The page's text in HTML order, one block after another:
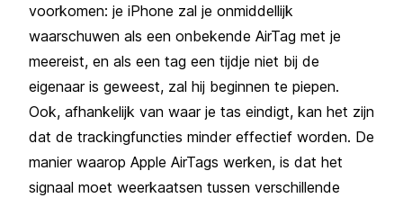
voorkomen: je iPhone zal je onmiddellijk
waarschuwen als een onbekende AirTag met je
meereist, en als een tag een tijdje niet bij de
eigenaar is geweest, zal hij beginnen te piepen.
Ook, afhankelijk van waar je tas eindigt, kan het zijn
dat de trackingfuncties minder effectief worden. De
manier waarop Apple AirTags werken, is dat het
signaal moet weerkaatsen tussen verschillende